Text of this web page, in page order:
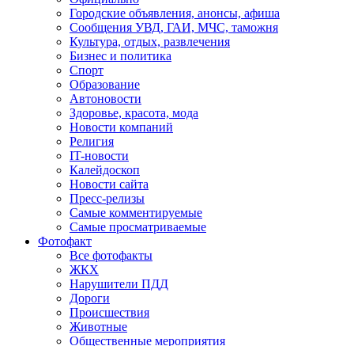
Городские объявления, анонсы, афиша
Сообщения УВД, ГАИ, МЧС, таможня
Культура, отдых, развлечения
Бизнес и политика
Спорт
Образование
Автоновости
Здоровье, красота, мода
Новости компаний
Религия
IT-новости
Калейдоскоп
Новости сайта
Пресс-релизы
Самые комментируемые
Самые просматриваемые
Фотофакт
Все фотофакты
ЖКХ
Нарушители ПДД
Дороги
Происшествия
Животные
Общественные мероприятия